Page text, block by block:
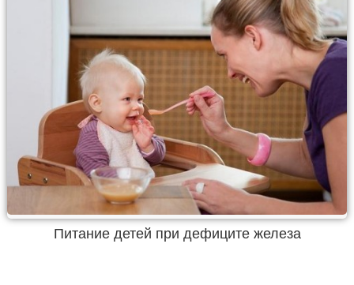
Питание детей при дефиците железа